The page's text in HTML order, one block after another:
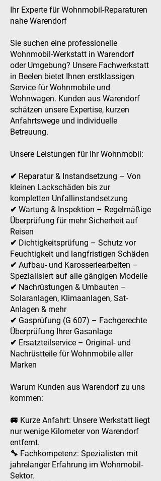
Ihr Experte für Wohnmobil-Reparaturen
nahe Warendorf
Sie suchen eine professionelle
Wohnmobil-Werkstatt in Warendorf
oder Umgebung? Unsere Fachwerkstatt
in Beelen bietet Ihnen erstklassigen
Service für Wohnmobile und
Wohnwagen. Kunden aus Warendorf
schätzen unsere Expertise, kurzen
Anfahrtswege und individuelle
Betreuung.
Unsere Leistungen für Ihr Wohnmobil:
✔ Reparatur & Instandsetzung – Von
kleinen Lackschäden bis zur
kompletten Unfallinstandsetzung
✔ Wartung & Inspektion – Regelmäßige
Überprüfung für mehr Sicherheit auf
Reisen
✔ Dichtigkeitsprüfung – Schutz vor
Feuchtigkeit und langfristigen Schäden
✔ Aufbau- und Karosseriearbeiten –
Spezialisiert auf alle gängigen Modelle
✔ Nachrüstungen & Umbauten –
Solaranlagen, Klimaanlagen, Sat-
Anlagen & mehr
✔ Gasprüfung (G 607) – Fachgerechte
Überprüfung Ihrer Gasanlage
✔ Ersatzteilservice – Original- und
Nachrüstteile für Wohnmobile aller
Marken
Warum Kunden aus Warendorf zu uns
kommen:
🚐 Kurze Anfahrt: Unsere Werkstatt liegt
nur wenige Kilometer von Warendorf
entfernt.
🔧 Fachkompetenz: Spezialisten mit
jahrelanger Erfahrung im Wohnmobil-
Sektor.